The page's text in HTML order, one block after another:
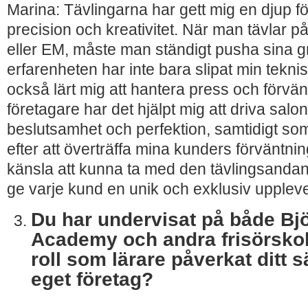
Marina: Tävlingarna har gett mig en djup
precision och kreativitet. När man tävlar
eller EM, måste man ständigt pusha sina
erfarenheten har inte bara slipat min
också lärt mig att hantera press och
företagare har det hjälpt mig att driva
beslutsamhet och perfektion, samtidigt
efter att överträffa mina kunders
känsla att kunna ta med den
ge varje kund en unik och exklusiv
Du har undervisat på både
Academy och andra
roll som lärare påverkat ditt
eget företag?